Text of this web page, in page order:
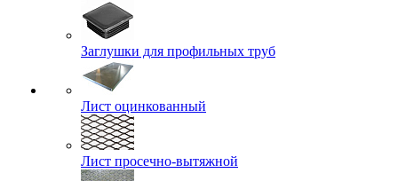
Заглушки для профильных труб
Лист оцинкованный
Лист просечно-вытяжной